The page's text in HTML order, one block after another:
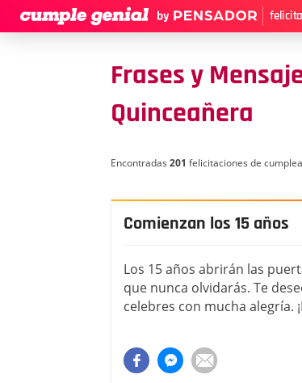
Frases y
Quinceañera
Encontradas 201 felicitaciones de
Comienzan los 15 años
Los 15 años abrirán las
que nunca olvidarás. Te
celebres con mucha alegría.